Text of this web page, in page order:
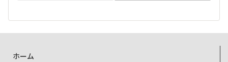
ホーム